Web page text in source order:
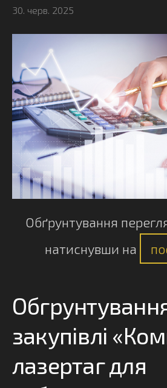
30. черв. 2025
Обґрунтування
натиснувши на
закупівлі
лазертаг для